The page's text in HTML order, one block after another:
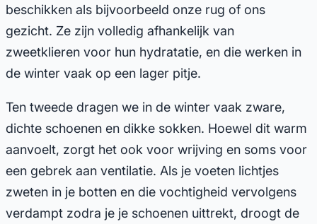
beschikken als bijvoorbeeld onze rug of ons
gezicht. Ze zijn volledig afhankelijk van
zweetklieren voor hun hydratatie, en die werken in
de winter vaak op een lager pitje.
Ten tweede dragen we in de winter vaak zware,
dichte schoenen en dikke sokken. Hoewel dit warm
aanvoelt, zorgt het ook voor wrijving en soms voor
een gebrek aan ventilatie. Als je voeten lichtjes
zweten in je botten en die vochtigheid vervolgens
verdampt zodra je je schoenen uittrekt, droogt de